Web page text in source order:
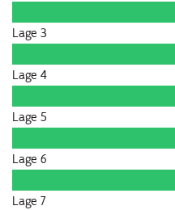
Lage 3
Lage 4
Lage 5
Lage 6
Lage 7